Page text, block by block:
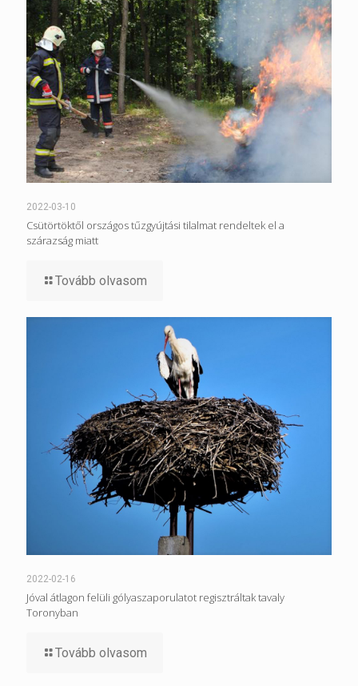
2022-03-10
Csütörtöktől országos tűzgyújtási tilalmat rendeltek el a
szárazság miatt
Tovább olvasom
2022-02-16
Jóval átlagon felüli gólyaszaporulatot regisztráltak tavaly
Toronyban
Tovább olvasom